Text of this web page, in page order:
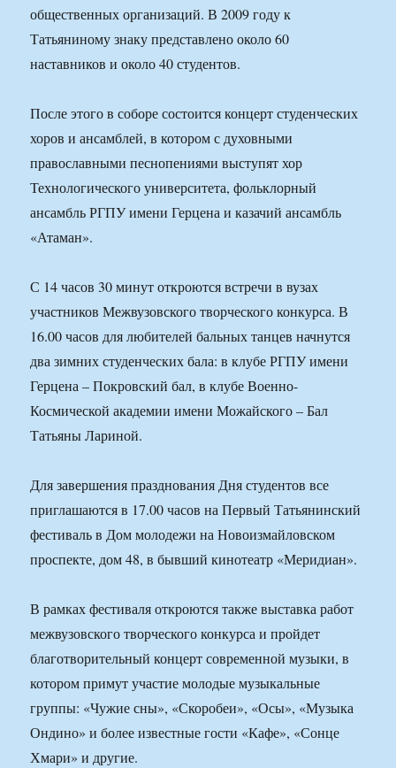
общественных организаций. В 2009 году к
Татьяниному знаку представлено около 60
наставников и около 40 студентов.
После этого в соборе состоится концерт студенческих
хоров и ансамблей, в котором с духовными
православными песнопениями выступят хор
Технологического университета, фольклорный
ансамбль РГПУ имени Герцена и казачий ансамбль
«Атаман».
С 14 часов 30 минут откроются встречи в вузах
участников Межвузовского творческого конкурса. В
16.00 часов для любителей бальных танцев начнутся
два зимних студенческих бала: в клубе РГПУ имени
Герцена – Покровский бал, в клубе Военно-
Космической академии имени Можайского – Бал
Татьяны Лариной.
Для завершения празднования Дня студентов все
приглашаются в 17.00 часов на Первый Татьянинский
фестиваль в Дом молодежи на Новоизмайловском
проспекте, дом 48, в бывший кинотеатр «Меридиан».
В рамках фестиваля откроются также выставка работ
межвузовского творческого конкурса и пройдет
благотворительный концерт современной музыки, в
котором примут участие молодые музыкальные
группы: «Чужие сны», «Скоробеи», «Осы», «Музыка
Ондино» и более известные гости «Кафе», «Сонце
Хмари» и другие.